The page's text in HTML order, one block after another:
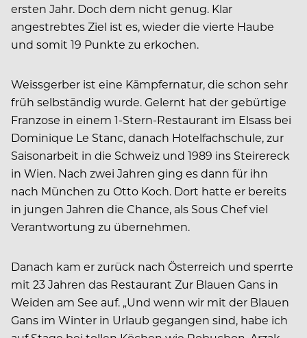
ersten Jahr. Doch dem nicht genug. Klar
angestrebtes Ziel ist es, wieder die vierte Haube
und somit 19 Punkte zu erkochen.
Weissgerber ist eine Kämpfernatur, die schon sehr
früh selbständig wurde. Gelernt hat der gebürtige
Franzose in einem 1-Stern-Restaurant im Elsass bei
Dominique Le Stanc, danach Hotelfachschule, zur
Saisonarbeit in die Schweiz und 1989 ins Steirereck
in Wien. Nach zwei Jahren ging es dann für ihn
nach München zu Otto Koch. Dort hatte er bereits
in jungen Jahren die Chance, als Sous Chef viel
Verantwortung zu übernehmen.
Danach kam er zurück nach Österreich und sperrte
mit 23 Jahren das Restaurant Zur Blauen Gans in
Weiden am See auf. „Und wenn wir mit der Blauen
Gans im Winter in Urlaub gegangen sind, habe ich